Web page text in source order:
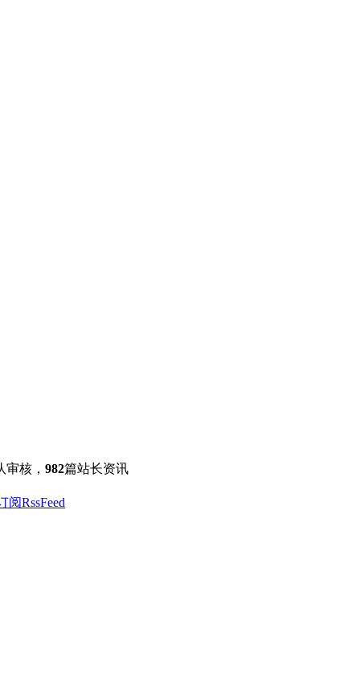
核， 982篇站长资讯